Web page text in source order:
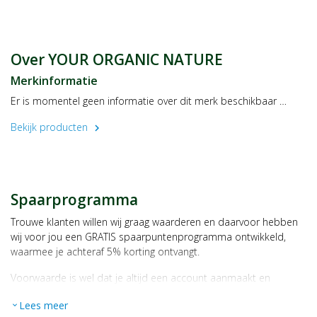
Na opening in de koelkast bewaren.
Land van herkomst
EU
Verantwoordelijk voor het in de handel brengen
Over YOUR ORGANIC NATURE
Merkinformatie
Er is momentel geen informatie over dit merk beschikbaar …
Bekijk producten
chevron_right
Spaarprogramma
Trouwe klanten willen wij graag waarderen en daarvoor hebben
wij voor jou een GRATIS spaarpuntenprogramma ontwikkeld,
waarmee je achteraf 5% korting ontvangt.
Voorwaarde is wel dat je altijd een account aanmaakt en
Bij iedere bestelling ontvang je per bestede euro 1 spaarpunt,
expand_more Lees meer